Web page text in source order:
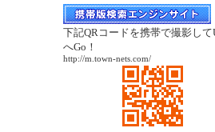
下記QRコードを携帯で撮影して
へGo！
http://m.town-nets.com/